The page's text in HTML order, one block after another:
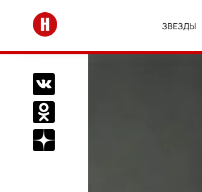
Перейти на главную
ЗВЕЗДЫ
Поделиться Вконтакте
Поделиться в Одноклассниках
Подписаться на нас в Дзен